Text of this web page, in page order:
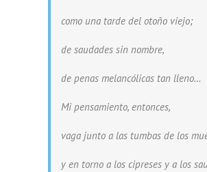
como una tarde del otoño viejo;
de saudades sin nombre,
de penas melancólicas tan lleno…
Mi pensamiento, entonces,
vaga junto a las tumbas de los
y en torno a los cipreses y a los